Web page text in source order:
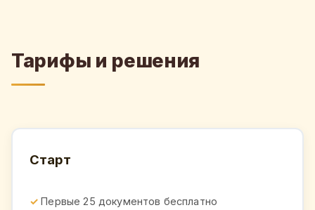
Тарифы и решения
Старт
Первые 25 документов бесплатно